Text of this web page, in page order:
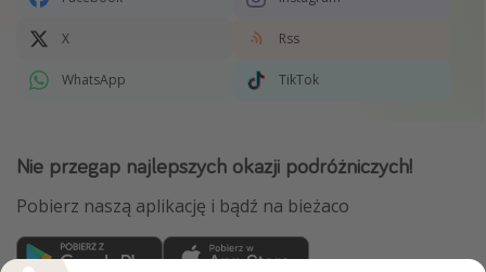
X Rss
WhatsApp TikTok
Nie przegap najlepszych okazji podróżniczych!
Pobierz naszą aplikację i bądź na bieżaco